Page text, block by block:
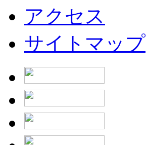
アクセス
サイトマップ